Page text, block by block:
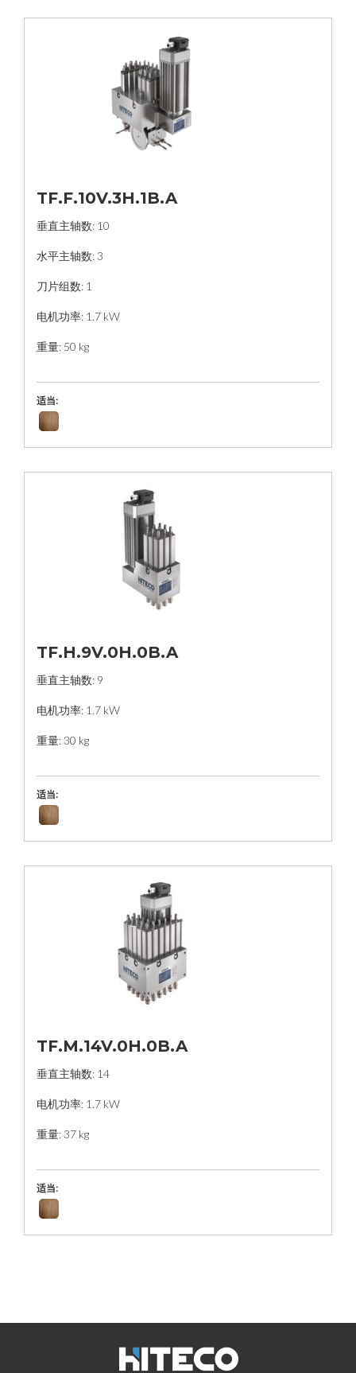
TF.F.10V.3H.1B.A
垂直主轴数: 10
水平主轴数: 3
刀片组数: 1
电机功率: 1.7 kW
重量: 50 kg
适当:
TF.H.9V.0H.0B.A
垂直主轴数: 9
电机功率: 1.7 kW
重量: 30 kg
适当:
TF.M.14V.0H.0B.A
垂直主轴数: 14
电机功率: 1.7 kW
重量: 37 kg
适当: